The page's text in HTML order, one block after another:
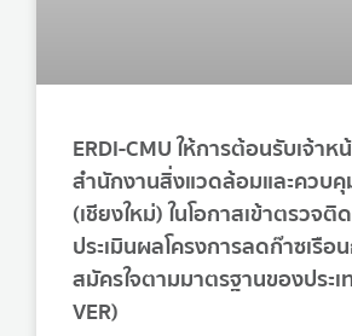
ERDI-CMU ให้การต้อนรับเจ้าห
สำนักงานสิ่งแวดล้อมและควบ
(เชียงใหม่) ในโอกาสเข้าตรวจติ
ประเมินผลโครงการลดก๊าซเรือ
สมัครใจตามมาตรฐานของประเ
VER)